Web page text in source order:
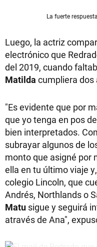
La fuerte
Luego, la actriz
electrónico que
del 2019, cuando
Matilda cumpliera dos
"Es evidente que por
que yo tenga en pos
bien interpretados.
subrayar algunos de
monto que asigné por
ella en tu último viaje
colegio Lincoln, que
Andrés, Northlands o
Matu sigue y seguirá
através de Ana",